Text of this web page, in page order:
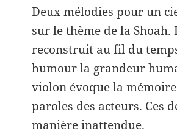
Deux mélodies pour un
sur le thème de la
reconstruit au fil du
humour la grandeur
violon évoque la
paroles des acteurs. Ces
manière inattendue.